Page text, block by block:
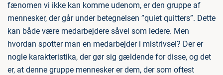
fænomen vi ikke kan komme udenom, er den gruppe af
mennesker, der går under betegnelsen ”quiet quitters”. Dette
kan både være medarbejdere såvel som ledere. Men
hvordan spotter man en medarbejder i mistrivsel? Der er
nogle karakteristika, der gør sig gældende for disse, og det
er, at denne gruppe mennesker er dem, der som oftest